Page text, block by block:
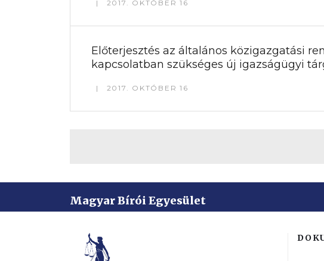
2017. OKTÓBER 16
Előterjesztés az általános közigazgatási
kapcsolatban szükséges új igazságügyi
2017. OKTÓBER 16
Magyar Bírói Egyesület